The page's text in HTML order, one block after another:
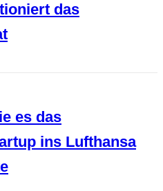
das
es das
ins Lufthansa